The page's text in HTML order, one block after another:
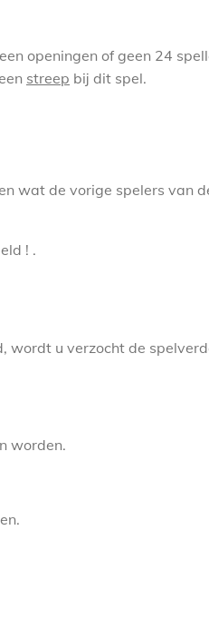
openingen of geen 24
streep bij dit spel.
wat de vorige spelers van
! .
wordt u verzocht de
worden.